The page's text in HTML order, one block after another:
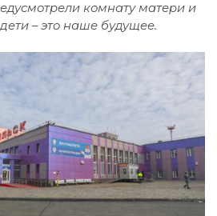
комнату матери и
– это наше будущее.